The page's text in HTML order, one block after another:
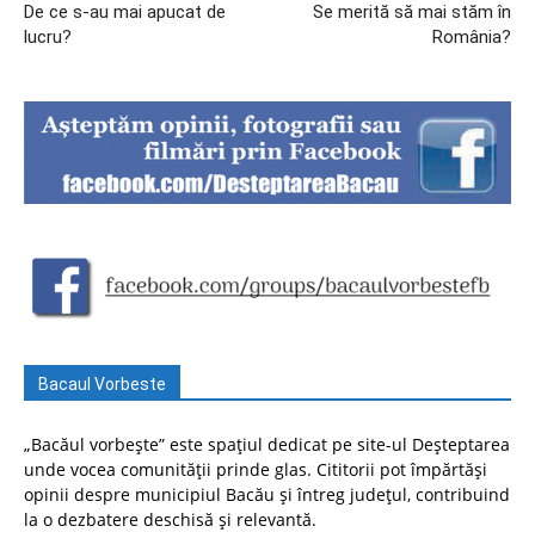
De ce s-au mai apucat de
lucru?
Se merită să mai stăm în
România?
Bacaul Vorbeste
„Bacăul vorbește” este spațiul dedicat pe site-ul Deșteptarea
unde vocea comunității prinde glas. Cititorii pot împărtăși
opinii despre municipiul Bacău și întreg județul, contribuind
la o dezbatere deschisă și relevantă.